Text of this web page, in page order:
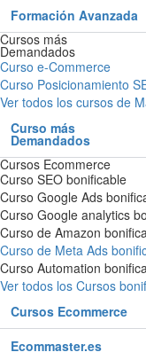
Formación Avanzada
Cursos más
Demandados
Curso e-Commerce
Curso Posicionamiento
Ver todos los cursos de
Curso más
Demandados
Cursos Ecommerce
Curso SEO bonificable
Curso Google Ads
Curso Google analytics
Curso de Amazon
Curso de Meta Ads
Curso Automation
Ver todos los Cursos
Cursos Ecommerce
Ecommaster.es